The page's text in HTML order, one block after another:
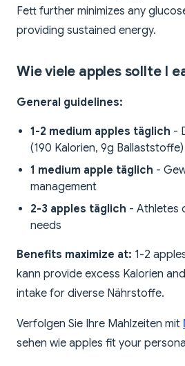
Fett further minimizes any
providing sustained energy.
Wie viele apples sollte I
General guidelines:
1-2 medium apples täglich -
(190 Kalorien, 9g Ballaststoffe)
1 medium apple täglich -
management
2-3 apples täglich - Athletes
needs
Benefits maximize at: 1-2
kann provide excess Kalorien
intake for diverse Nährstoffe.
Verfolgen Sie Ihre Mahlzeiten mit
sehen wie apples fit your